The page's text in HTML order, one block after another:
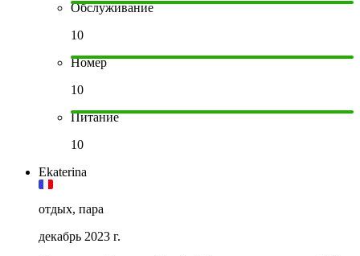
Обслуживание
10
Номер
10
Питание
10
Ekaterina
отдых, пара
декабрь 2023 г.